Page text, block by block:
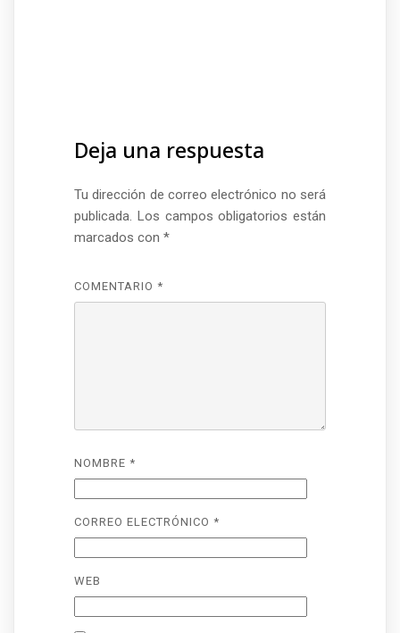
Deja una respuesta
Tu dirección de correo electrónico no será
publicada. Los campos obligatorios están
marcados con *
COMENTARIO *
NOMBRE *
CORREO ELECTRÓNICO *
WEB